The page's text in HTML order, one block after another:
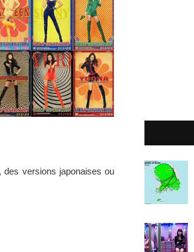
des versions japonaises ou